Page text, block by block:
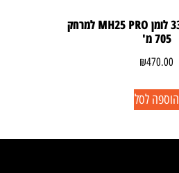
פנס יד נטען 3300 לומן MH25 PRO למרחק
705 מ'
₪470.00
הוספה לסל